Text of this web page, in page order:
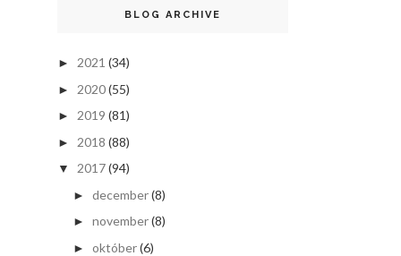
BLOG ARCHIVE
► 2021 (34)
► 2020(55)
► 2019 (81)
► 2018 (88)
▼ 2017(94)
► december(8)
► november(8)
► október(6)